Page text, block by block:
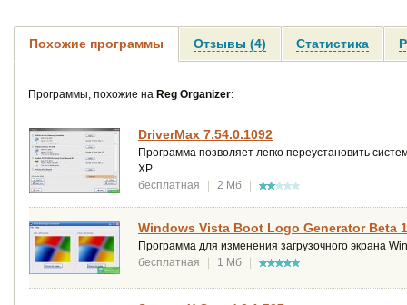
Похожие программы Отзывы (4) Статистика
Программы, похожие на Reg Organizer:
DriverMax 7.54.0.1092
Программа позволяет легко переустановить
XP.
бесплатная
| 2 Мб |
Windows Vista Boot Logo Generator Beta
Программа для изменения загрузочного экрана
бесплатная
| 1 Мб |